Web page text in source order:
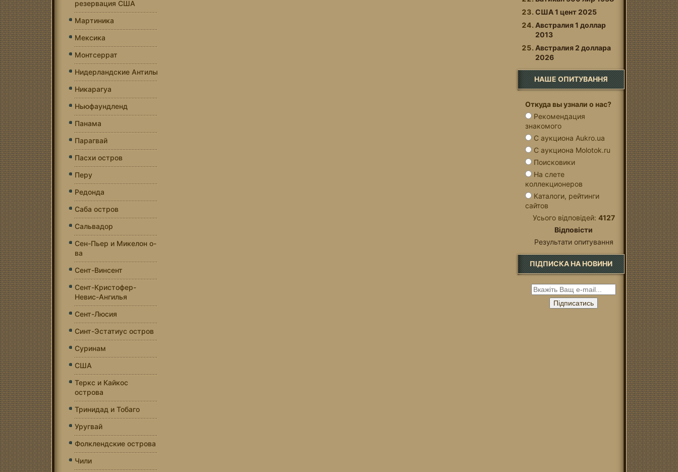
резервация США
Мартиника
Мексика
Монтсеррат
Нидерландские Антилы
Никарагуа
Ньюфаундленд
Панама
Парагвай
Пасхи остров
Перу
Редонда
Саба остров
Сальвадор
Сен-Пьер и Микелон о-
ва
Сент-Винсент
Сент-Кристофер-
Невис-Ангилья
Сент-Люсия
Синт-Эстатиус остров
Суринам
США
Теркс и Кайкос
острова
Тринидад и Тобаго
Уругвай
Фолклендские острова
Чили
США 1 цент 2025
Австралия 1 доллар
2013
Австралия 2 доллара
2026
НАШЕ ОПИТУВАННЯ
Откуда вы узнали о нас?
Рекомендация
знакомого
С аукциона Aukro.ua
С аукциона Molotok.ru
Поисковики
На слете
коллекционеров
Каталоги, рейтинги
сайтов
Усього відповідей: 4127
Відповісти
Результати опитування
ПІДПИСКА НА НОВИНИ